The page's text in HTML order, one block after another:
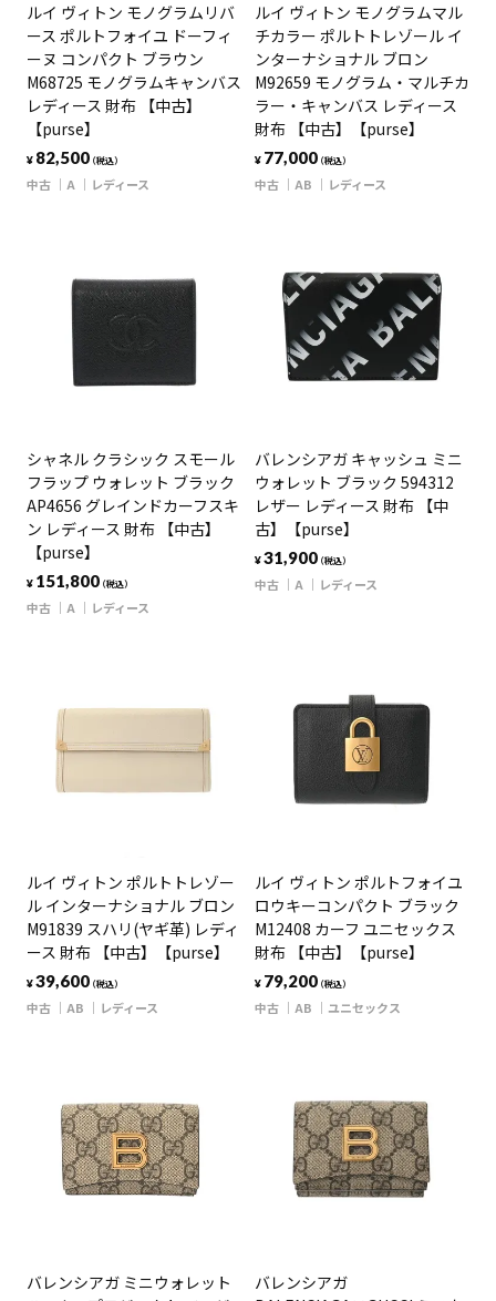
ルイ ヴィトン モノグラムリバ
ース ポルトフォイユ ドーフィ
ーヌ コンパクト ブラウン
M68725 モノグラムキャンバス
レディース 財布 【中古】
【purse】
¥ 82,500（税込）
中古 A レディース
ルイ ヴィトン モノグラムマル
チカラー ポルトトレゾール イ
ンターナショナル ブロン
M92659 モノグラム・マルチカ
ラー・キャンバス レディース
財布 【中古】【purse】
¥ 77,000（税込）
中古 AB レディース
シャネル クラシック スモール
フラップ ウォレット ブラック
AP4656 グレインドカーフスキ
ン レディース 財布 【中古】
【purse】
¥ 151,800（税込）
中古 A レディース
バレンシアガ キャッシュ ミニ
ウォレット ブラック 594312
レザー レディース 財布 【中
古】【purse】
¥31,900（税込）
中古 A レディース
ルイ ヴィトン ポルトトレゾー
ル インターナショナル ブロン
M91839 スハリ(ヤギ革) レディ
ース 財布 【中古】【purse】
¥39,600（税込）
中古 AB レディース
ルイ ヴィトン ポルトフォイユ
ロウキーコンパクト ブラック
M12408 カーフ ユニセックス
財布 【中古】【purse】
¥ 79,200（税込）
中古 AB ユニセックス
バレンシアガ ミニウォレット
バレンシアガ